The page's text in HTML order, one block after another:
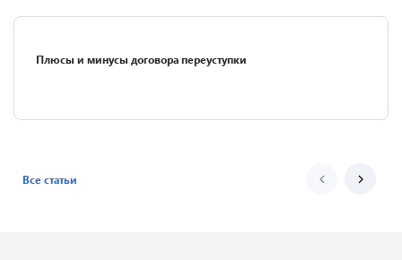
Плюсы и минусы договора переуступки
Все статьи